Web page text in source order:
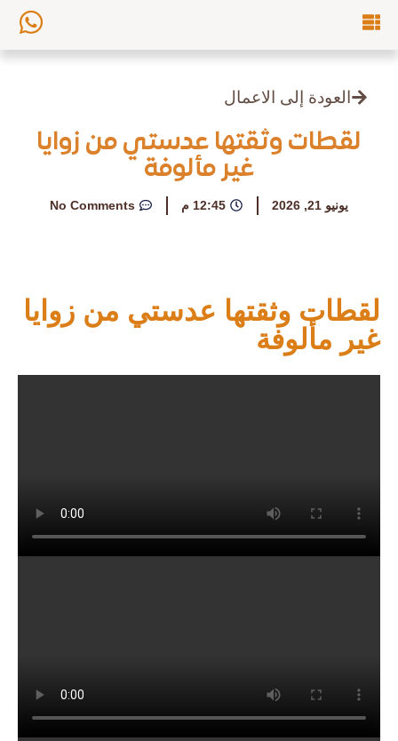
العودة إلى الاعمال
لقطات وثقتها عدستي من زوايا
غير مألوفة
يونيو 21, 2026 12:45 م No Comments
لقطات وثقتها عدستي من زوايا
غير مألوفة